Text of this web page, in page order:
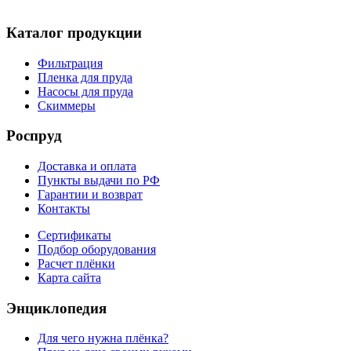
Каталог продукции
Фильтрация
Пленка для пруда
Насосы для пруда
Скиммеры
Роспруд
Доставка и оплата
Пункты выдачи по РФ
Гарантии и возврат
Контакты
Сертификаты
Подбор оборудования
Расчет плёнки
Карта сайта
Энциклопедия
Для чего нужна плёнка?